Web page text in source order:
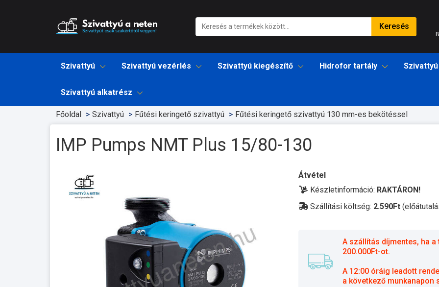
Keresés
Szivattyú Szivattyú vezérlés Szivattyú kiegészítő Hidrofor tartály
Szivattyú alkatrész
Főoldal Szivattyú Fűtési keringető szivattyú Fűtési keringető szivattyú 130 mm-es bekötéssel
IMP Pumps NMT Plus 15/80-130
Átvétel
Készletinformáció: RAKTÁRON!
Szállítási költség: 2.590Ft
A szállítás díjmentes, ha
200.000Ft-ot.
A 12:00 óráig leadott
a következő munkanapon